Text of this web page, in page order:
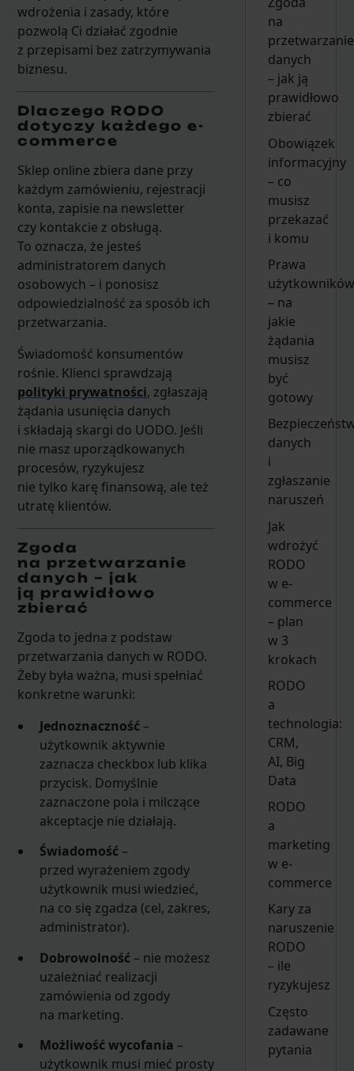
wdrożenia i zasady, które
pozwolą Ci działać zgodnie
z przepisami bez zatrzymywania
biznesu.
Dlaczego RODO
dotyczy każdego e-
commerce
Sklep online zbiera dane przy
każdym zamówieniu, rejestracji
konta, zapisie na newsletter
czy kontakcie z obsługą.
To oznacza, że jesteś
administratorem danych
osobowych – i ponosisz
odpowiedzialność za sposób ich
przetwarzania.
Świadomość konsumentów
rośnie. Klienci sprawdzają
polityki prywatności, zgłaszają
żądania usunięcia danych
i składają skargi do UODO. Jeśli
nie masz uporządkowanych
procesów, ryzykujesz
nie tylko karę finansową, ale też
utratę klientów.
Zgoda
na przetwarzanie
danych – jak
ją prawidłowo
zbierać
Zgoda to jedna z podstaw
przetwarzania danych w RODO.
Żeby była ważna, musi spełniać
konkretne warunki:
Jednoznaczność –
użytkownik aktywnie
zaznacza checkbox lub klika
przycisk. Domyślnie
zaznaczone pola i milczące
akceptacje nie działają.
Świadomość –
przed wyrażeniem zgody
użytkownik musi wiedzieć,
na co się zgadza (cel, zakres,
administrator).
Dobrowolność – nie możesz
uzależniać realizacji
zamówienia od zgody
na marketing.
Możliwość wycofania –
użytkownik musi mieć prosty
na
przetwarzanie
danych
– jak ją
prawidłowo
zbierać
Obowiązek
informacyjny
– co
musisz
przekazać
i komu
Prawa
użytkowników
– na
jakie
żądania
musisz
być
gotowy
danych
i
zgłaszanie
naruszeń
Jak
wdrożyć
RODO
w e-
commerce
– plan
w 3
krokach
RODO
a
technologia:
CRM,
AI, Big
Data
RODO
a
marketing
w e-
commerce
Kary za
naruszenie
RODO
– ile
ryzykujesz
Często
zadawane
pytania